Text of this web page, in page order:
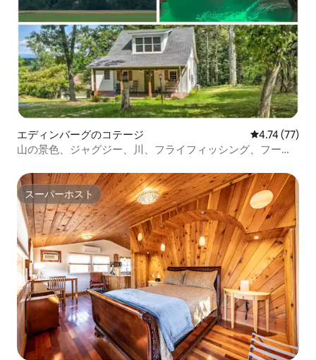
エディンバーグのコテージ レビュー77
4.74 (77)
山の景色、ジャグジー、川、フライフィッシング、フーズ
スーパーホスト
スーパーホスト